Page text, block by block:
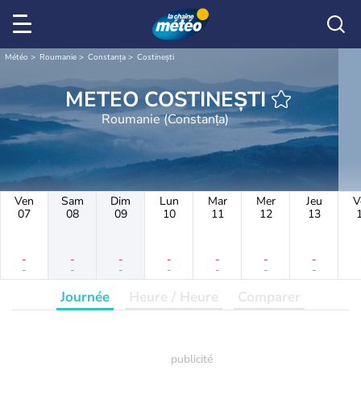
Météo Roumanie Constanța Costinești
METEO COSTINEȘTI
Roumanie (Constanța)
Ven
07
-
-
Sam
08
-
-
Dim
09
-
-
Lun
10
-
-
Mar
11
-
-
Mer
12
-
-
Jeu
13
-
-
Journée Heure / Heure Comparer